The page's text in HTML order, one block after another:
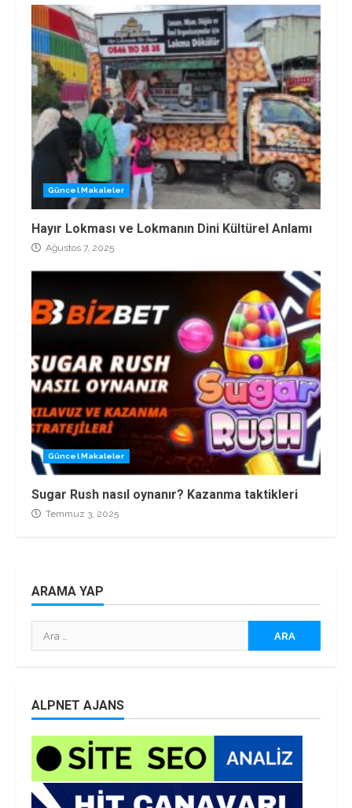
Güncel Makaleler
Hayır Lokması ve Lokmanın Dini Kültürel Anlamı
Ağustos 7, 2025
Güncel Makaleler
Sugar Rush nasıl oynanır? Kazanma taktikleri
Temmuz 3, 2025
ARAMA YAP
Arama:
ALPNET AJANS